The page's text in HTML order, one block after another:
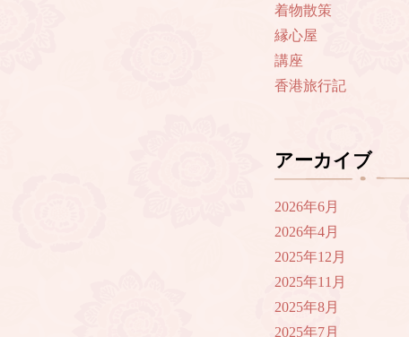
着物散策
縁心屋
講座
香港旅行記
アーカイブ
2026年6月
2026年4月
2025年12月
2025年11月
2025年8月
2025年7月